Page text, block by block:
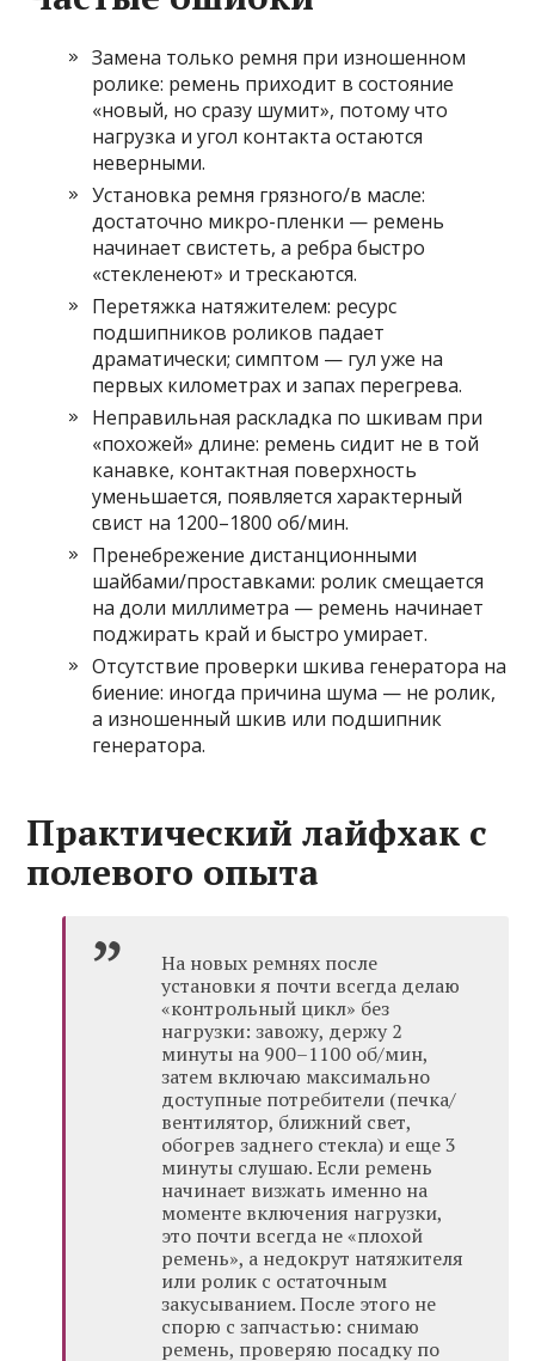
Замена только ремня при изношенном
ролике: ремень приходит в состояние
«новый, но сразу шумит», потому что
нагрузка и угол контакта остаются
неверными.
Установка ремня грязного/в масле:
достаточно микро-пленки — ремень
начинает свистеть, а ребра быстро
«стекленеют» и трескаются.
Перетяжка натяжителем: ресурс
подшипников роликов падает
драматически; симптом — гул уже на
первых километрах и запах перегрева.
Неправильная раскладка по шкивам при
«похожей» длине: ремень сидит не в той
канавке, контактная поверхность
уменьшается, появляется характерный
свист на 1200–1800 об/мин.
Пренебрежение дистанционными
шайбами/проставками: ролик смещается
на доли миллиметра — ремень начинает
поджирать край и быстро умирает.
Отсутствие проверки шкива генератора на
биение: иногда причина шума — не ролик,
а изношенный шкив или подшипник
генератора.
Практический лайфхак с
полевого опыта
На новых ремнях после
установки я почти всегда делаю
«контрольный цикл» без
нагрузки: завожу, держу 2
минуты на 900–1100 об/мин,
затем включаю максимально
доступные потребители (печка/
вентилятор, ближний свет,
обогрев заднего стекла) и еще 3
минуты слушаю. Если ремень
начинает визжать именно на
моменте включения нагрузки,
это почти всегда не «плохой
ремень», а недокрут натяжителя
или ролик с остаточным
закусыванием. После этого не
спорю с запчастью: снимаю
ремень, проверяю посадку по